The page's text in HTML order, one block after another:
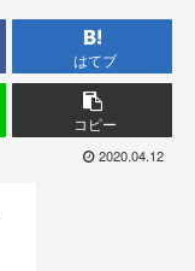
はてブ
コピー
2020.04.12